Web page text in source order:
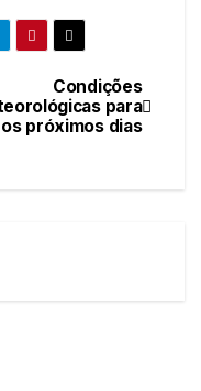
Condições
para
os próximos dias